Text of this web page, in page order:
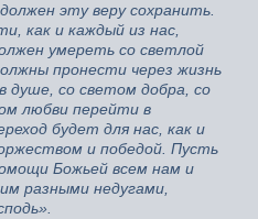
эту веру сохранить.
как и каждый из нас,
умереть со светлой
пронести через жизнь
душе, со светом добра, со
любви перейти в
будет для нас, как и
и победой. Пусть
Божьей всем нам и
разными недугами,